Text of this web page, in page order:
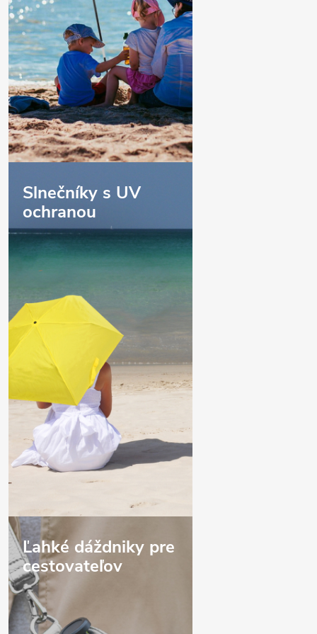
Slnečníky s UV
ochranou
Ľahké dáždniky pre
cestovateľov